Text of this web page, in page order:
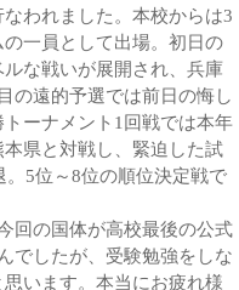
われました。本校からは3
一員として出場。初日の
な戦いが展開され、兵庫
の遠的予選では前日の悔し
ーナメント1回戦では本年
県と対戦し、緊迫した試
5位～8位の順位決定戦で
回の国体が高校最後の公式
でしたが、受験勉強をしな
います。本当にお疲れ様